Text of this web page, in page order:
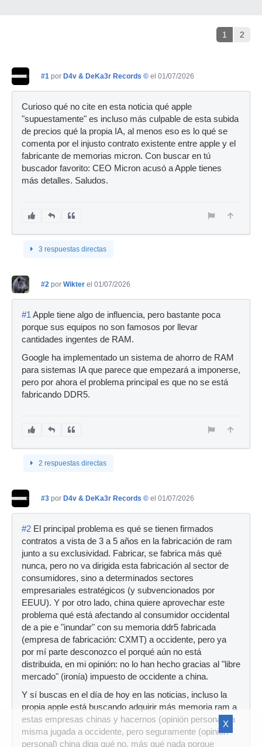
1 2
#1 por D4v & DeKa3r Records © el 01/07/2026
Curioso qué no cite en esta noticia qué apple
"supuestamente" es incluso más culpable de esta subida
de precios qué la propia IA, al menos eso es lo qué se
comenta por el injusto contrato existente entre apple y el
fabricante de memorias micron. Con buscar en tú
buscador favorito: CEO Micron acusó a Apple tienes
más detalles. Saludos.
3 respuestas directas
#2 por Wikter el 01/07/2026
#1 Apple tiene algo de influencia, pero bastante poca
porque sus equipos no son famosos por llevar
cantidades ingentes de RAM.
Google ha implementado un sistema de ahorro de RAM
para sistemas IA que parece que empezará a imponerse,
pero por ahora el problema principal es que no se está
fabricando DDR5.
2 respuestas directas
#3 por D4v & DeKa3r Records © el 01/07/2026
#2 El principal problema es qué se tienen firmados
contratos a vista de 3 a 5 años en la fabricación de ram
junto a su exclusividad. Fabricar, se fabrica más qué
nunca, pero no va dirigida esta fabricación al sector de
consumidores, sino a determinados sectores
empresariales estratégicos (y subvencionados por
EEUU). Y por otro lado, china quiere aprovechar este
problema qué está afectando al consumidor occidental
de a pie e "inundar" con su memoria ddr5 fabricada
(empresa de fabricación: CXMT) a occidente, pero ya
por mí parte desconozco el porqué aún no está
distribuida, en mi opinión: no lo han hecho gracias al "libre
mercado" (ironía) impuesto de occidente a china.
Y sí buscas en el día de hoy en las noticias, incluso la
propia apple está buscando adquirir más memoria ram a
estas empresas chinas y hacernos (opinión personal) la
misma jugada a occidente, pero seguramente (opinión
personal) china diga qué no, más qué nada porque
X